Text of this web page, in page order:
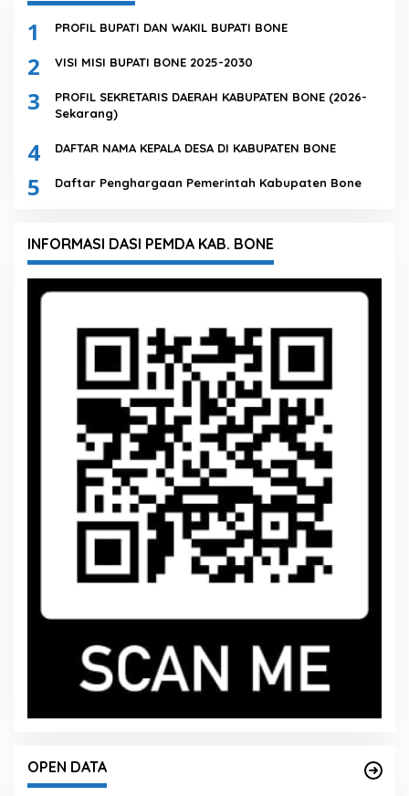
1 PROFIL BUPATI DAN WAKIL BUPATI BONE
2 VISI MISI BUPATI BONE 2025-2030
3
PROFIL SEKRETARIS DAERAH KABUPATEN BONE (2026-
Sekarang)
4 DAFTAR NAMA KEPALA DESA DI KABUPATEN BONE
5 Daftar Penghargaan Pemerintah Kabupaten Bone
INFORMASI DASI PEMDA KAB. BONE
OPEN DATA